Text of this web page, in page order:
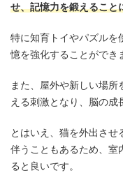
せ、記憶力を鍛えること
特に知育トイやパズルを
憶を強化することができ
また、屋外や新しい場
える刺激となり、脳の成
とはいえ、猫を外出さ
伴うこともあるため、室
ると良いです。